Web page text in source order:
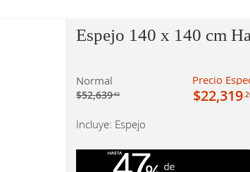
Espejo 140 x 140 cm
Normal
$52,639.62
Precio
$22,319
Incluye: Espejo